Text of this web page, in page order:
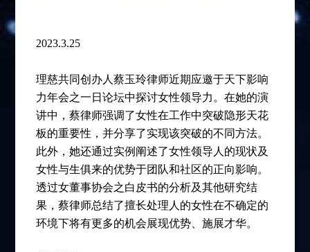
2023.3.25
理慈共同创办人蔡玉玲律师近期应邀于天下影响
力年会之一日论坛中探讨女性领导力。在她的演
讲中，蔡律师强调了女性在工作中突破隐形天花
板的重要性，并分享了实现该突破的不同方法。
此外，她还通过实例阐述了女性领导人的现状及
女性与生俱来的优势于团队和社区的正向影响。
透过女董事协会之白皮书的分析及其他研究结
果，蔡律师总结了擅长处理人的女性在不确定的
环境下将有更多的机会展现优势、施展才华。